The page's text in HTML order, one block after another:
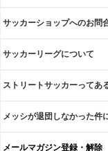
サッカーショップへのお問
サッカーリーグについて
ストリートサッカーってあ
メッシが退団しなかった件
メールマガジン登録・解除